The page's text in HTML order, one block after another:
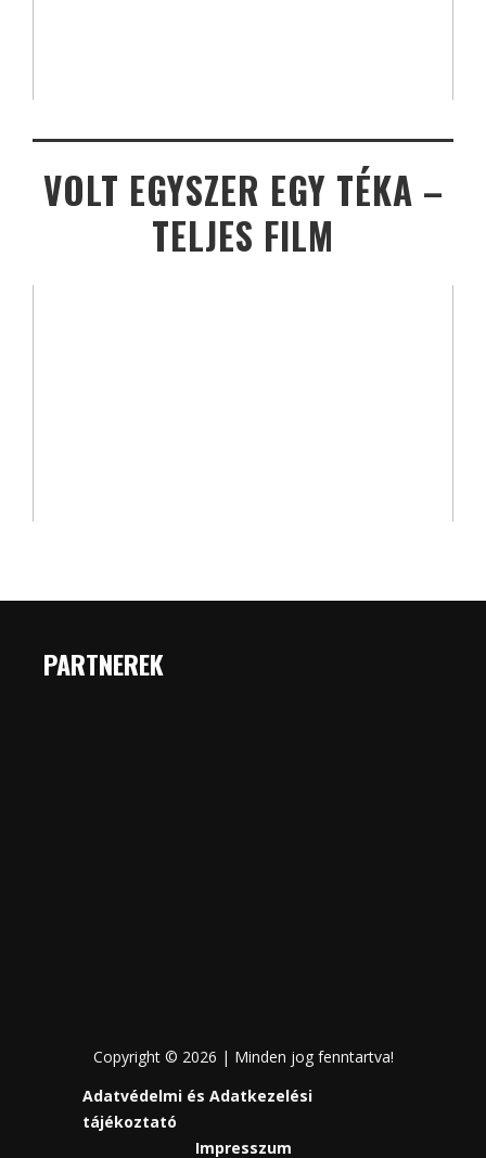
VOLT EGYSZER EGY TÉKA –
TELJES FILM
PARTNEREK
Copyright © 2026 | Minden jog fenntartva!
Adatvédelmi és Adatkezelési
tájékoztató
Impresszum